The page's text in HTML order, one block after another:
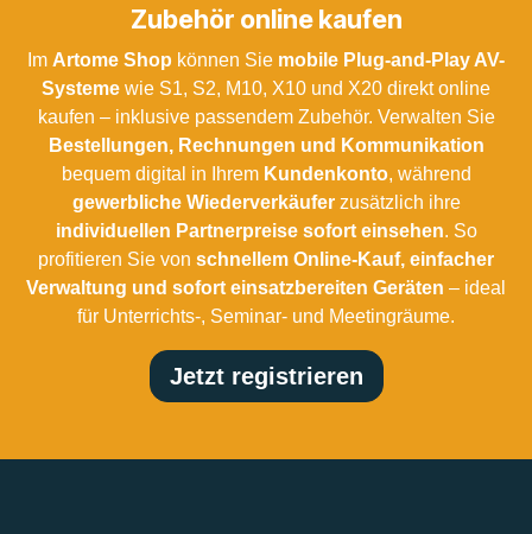
Zubehör online kaufen
Im Artome Shop können Sie mobile Plug-and-Play AV-
Systeme wie S1, S2, M10, X10 und X20 direkt online
kaufen – inklusive passendem Zubehör. Verwalten Sie
Bestellungen, Rechnungen und Kommunikation
bequem digital in Ihrem Kundenkonto, während
gewerbliche Wiederverkäuferzusätzlich ihre
individuellen Partnerpreise sofort einsehen. So
profitieren Sie von schnellem Online-Kauf, einfacher
Verwaltung und sofort einsatzbereiten Geräten – ideal
für Unterrichts-, Seminar- und Meetingräume.
Jetzt registrieren